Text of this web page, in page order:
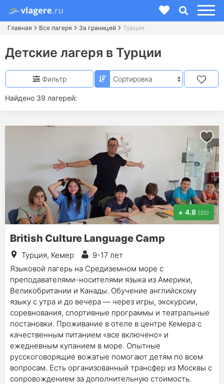
Главная Все лагеря За границей Турция
Детские лагеря в Турции
Найдено 39 лагерей:
Фильтр
4.8 (35)
British Culture Language Camp
Турция, Кемер
9-17 лет
Языковой лагерь на Средиземном море с
преподавателями-носителями языка из Америки,
Великобритании и Канады. Обучение английскому
языку с утра и до вечера — через игры, экскурсии,
соревнования, спортивные программы и театральные
постановки. Проживание в отеле в центре Кемера с
качественным питанием «все включено» и
ежедневным купанием в море. Опытные
русскоговорящие вожатые помогают детям по всем
вопросам. Есть организованный трансфер из Москвы с
сопровождением за дополнительную стоимость.